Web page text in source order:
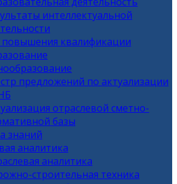
интеллектуальной
повышения квалификации
предложений по актуализации
отраслевой сметно-
базы
знаний
аналитика
аналитика
строительная техника